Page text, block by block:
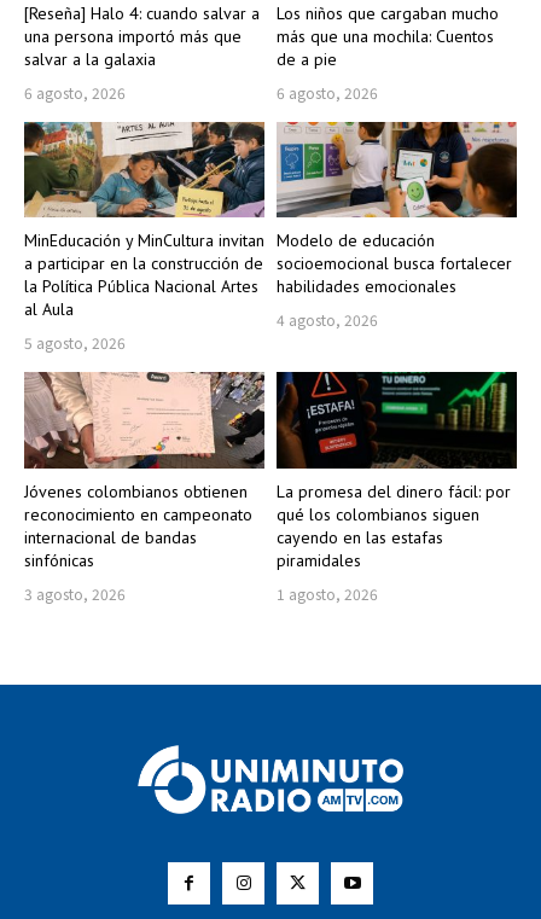
[Reseña] Halo 4: cuando salvar a
una persona importó más que
salvar a la galaxia
6 agosto, 2026
Los niños que cargaban mucho
más que una mochila: Cuentos
de a pie
6 agosto, 2026
MinEducación y MinCultura invitan
a participar en la construcción de
la Política Pública Nacional Artes
al Aula
5 agosto, 2026
Modelo de educación
socioemocional busca fortalecer
habilidades emocionales
4 agosto, 2026
Jóvenes colombianos obtienen
reconocimiento en campeonato
internacional de bandas
sinfónicas
3 agosto, 2026
La promesa del dinero fácil: por
qué los colombianos siguen
cayendo en las estafas
piramidales
1 agosto, 2026